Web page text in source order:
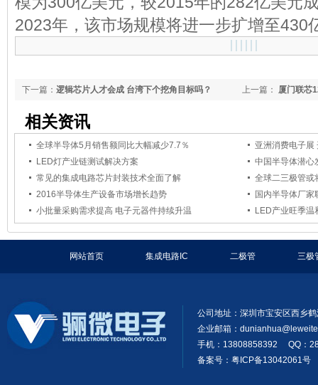
2023年，该市场规模将进一步扩增至430
上一篇： 厦门联芯
下一篇： 逻辑芯片人才会成 台湾下个挖角目标吗？
相关资讯
全球半导体5月销售额同比大幅减少7.7％
亚洲消费电子展
LED灯产业链测试解决方案
中国半导体潜心
常见的集成电路芯片封装技术全面了解
全球二三极管或
2016半导体生产设备市场增长趋势
国内半导体厂
小批量采购需求提高 电子元器件持续升温
LED产业旺季温
网站首页 集成电路IC 二极管 三极
公司地址：深圳市宝安区西乡
企业邮箱：
手机：13808858392 QQ：
备案号：粤ICP备13042061号